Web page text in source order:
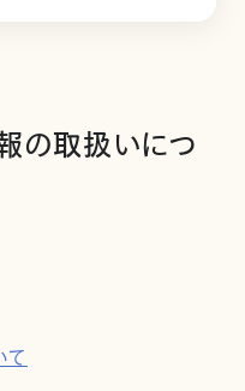
の取扱いにつ
て